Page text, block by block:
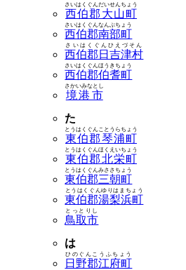
西伯郡大山町
さいはくぐんだいせんちょう
西伯郡南部町
さいはくぐんなんぶちょう
西伯郡日吉津村
さいはくぐんひえづそん
西伯郡伯耆町
さいはくぐんほうきちょう
境港市
さかいみなとし
た
東伯郡琴浦町
とうはくぐんことうらちょう
東伯郡北栄町
とうはくぐんほくえいちょう
東伯郡三朝町
とうはくぐんみささちょう
東伯郡湯梨浜町
とうはくぐんゆりはまちょう
鳥取市
とっとりし
は
日野郡江府町
ひのぐんこうふちょう